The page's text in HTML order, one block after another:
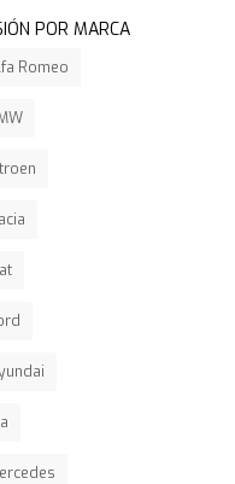
POR MARCA
Romeo